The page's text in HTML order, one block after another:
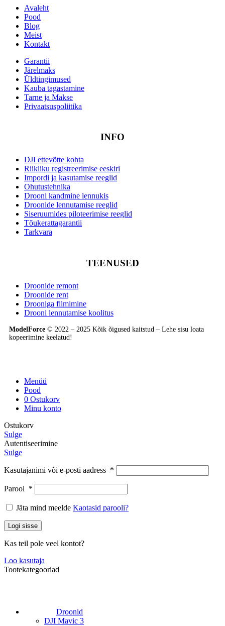
Avaleht
Pood
Blog
Meist
Kontakt
Garantii
Järelmaks
Üldtingimused
Kauba tagastamine
Tarne ja Makse
Privaatsuspoliitika
INFO
DJI ettevõtte kohta
Riikliku registreerimise eeskiri
Impordi ja kasutamise reeglid
Ohutustehnika
Drooni kandmine lennukis
Droonide lennutamise reeglid
Siseruumides piloteerimise reeglid
Tõukerattagarantii
Tarkvara
TEENUSED
Droonide remont
Droonide rent
Drooniga filmimine
Drooni lennutamise koolitus
ModelForce © 2022 – 2025 Kõik õigused kaitstud – Lehe sisu loata
kopeerimine keelatud!
Menüü
Pood
0 Ostukorv
Minu konto
Ostukorv
Sulge
Autentiseerimine
Sulge
Kasutajanimi või e-posti aadress *
Parool *
Jäta mind meelde Kaotasid parooli?
Logi sisse
Kas teil pole veel kontot?
Loo kasutaja
Tootekategooriad
Droonid
DJI Mavic 3